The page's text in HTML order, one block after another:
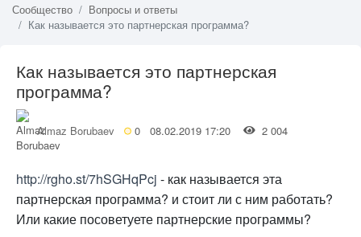
Сообщество
Вопросы и ответы
Как называется это партнерская программа?
Как называется это партнерская
программа?
Almaz Borubaev 0 08.02.2019 17:20 2 004
http://rgho.st/7hSGHqPcj - как называется эта
партнерская программа? и стоит ли с ним работать?
Или какие посоветуете партнерские программы?